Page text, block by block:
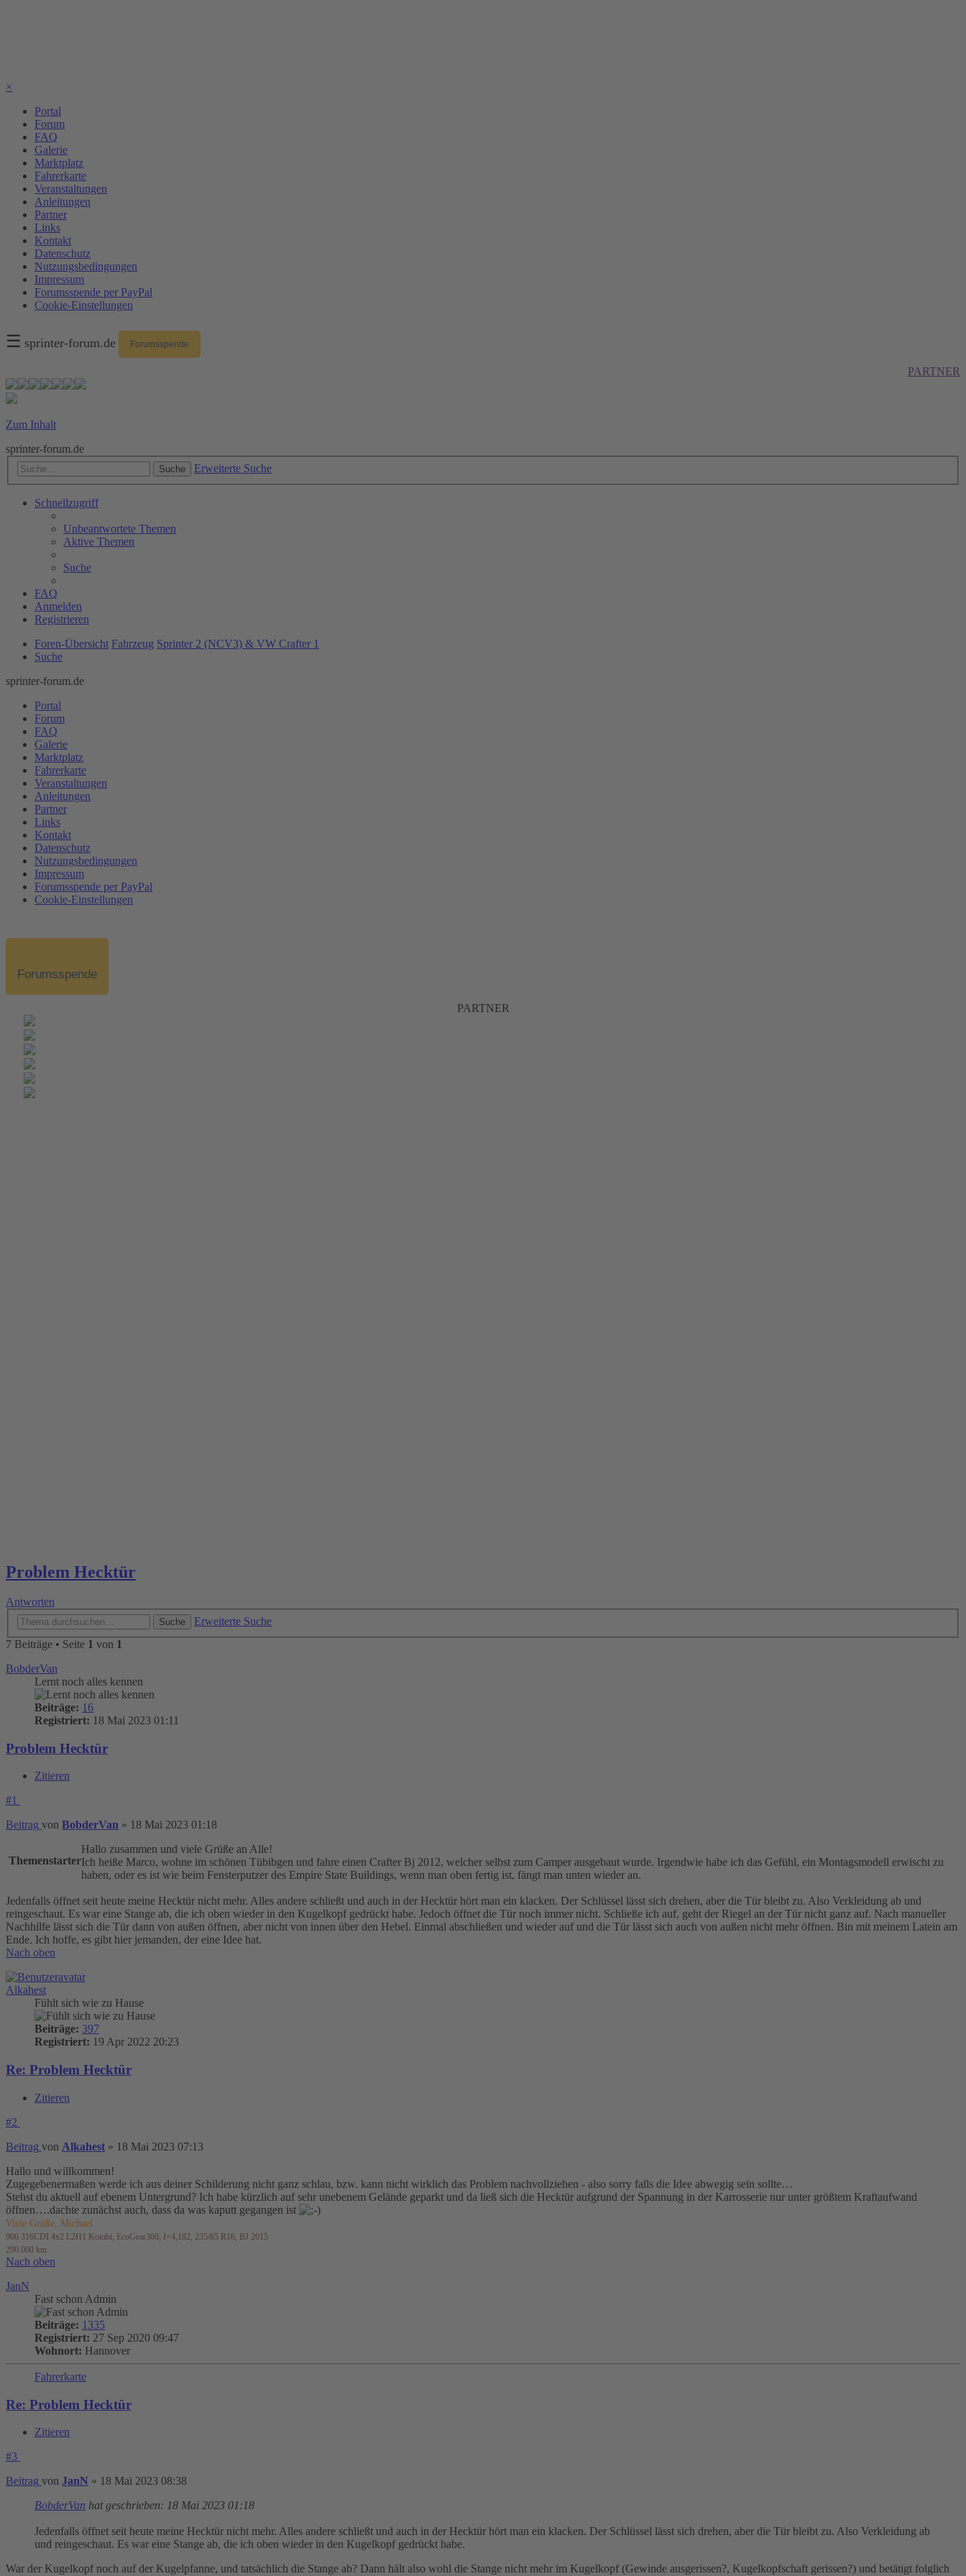
×
Portal
Forum
FAQ
Galerie
Marktplatz
Fahrerkarte
Veranstaltungen
Anleitungen
Partner
Links
Kontakt
Datenschutz
Nutzungsbedingungen
Impressum
Forumsspende per PayPal
Cookie-Einstellungen
☰ sprinter-forum.de Forumsspende
PARTNER
Zum Inhalt
sprinter-forum.de
Suche Erweiterte Suche
Schnellzugriff
Unbeantwortete Themen
Aktive Themen
Suche
FAQ
Anmelden
Registrieren
Foren-Übersicht Fahrzeug Sprinter 2 (NCV3) & VW Crafter 1
Suche
sprinter-forum.de
Portal
Forum
FAQ
Galerie
Marktplatz
Fahrerkarte
Veranstaltungen
Anleitungen
Partner
Links
Kontakt
Datenschutz
Nutzungsbedingungen
Impressum
Forumsspende per PayPal
Cookie-Einstellungen
Forumsspende
PARTNER
Problem Hecktür
Antworten
Suche
Erweiterte Suche
7 Beiträge • Seite 1 von 1
BobderVan
Lernt noch alles kennen
Beiträge: 16
Registriert: 18 Mai 2023 01:11
Problem Hecktür
Zitieren
#1
Beitrag von BobderVan » 18 Mai 2023 01:18
Themenstarter
Hallo zusammen und viele Grüße an Alle!
Ich heiße Marco, wohne im schönen Tübibgen und fahre einen Crafter Bj 2012, welcher selbst zum Camper ausgebaut wurde. Irgendwie habe ich das Gefühl, ein Montagsmodell erwischt zu
haben, oder es ist wie beim Fensterputzer des Empire State Buildings, wenn man oben fertig ist, fängt man unten wieder an.
Jedenfalls öffnet seit heute meine Hecktür nicht mehr. Alles andere schließt und auch in der Hecktür hört man ein klacken. Der Schlüssel lässt sich drehen, aber die Tür bleibt zu. Also Verkleidung ab und
reingeschaut. Es war eine Stange ab, die ich oben wieder in den Kugelkopf gedrückt habe. Jedoch öffnet die Tür noch immer nicht. Schließe ich auf, geht der Riegel an der Tür nicht ganz auf. Nach manueller
Nachhilfe lässt sich die Tür dann von außen öffnen, aber nicht von innen über den Hebel. Einmal abschließen und wieder auf und die Tür lässt sich auch von außen nicht mehr öffnen. Bin mit meinem Latein am
Ende. Ich hoffe, es gibt hier jemanden, der eine Idee hat.
Nach oben
Alkahest
Fühlt sich wie zu Hause
Beiträge: 397
Registriert: 19 Apr 2022 20:23
Re: Problem Hecktür
Zitieren
#2
Beitrag von Alkahest » 18 Mai 2023 07:13
Hallo und willkommen!
Zugegebenermaßen werde ich aus deiner Schilderung nicht ganz schlau, bzw. kann nicht wirklich das Problem nachvollziehen - also sorry falls die Idee abwegig sein sollte…
Stehst du aktuell auf ebenem Untergrund? Ich habe kürzlich auf sehr unebenem Gelände geparkt und da ließ sich die Hecktür aufgrund der Spannung in der Karrosserie nur unter größtem Kraftaufwand
öffnen….dachte zunächst auch, dass da was kaputt gegangen ist
Viele Grüße, Michael
906 316CDI 4x2 L2H1 Kombi, EcoGear360, I=4,182, 235/65 R16, BJ 2015
290.000 km
Nach oben
JanN
Fast schon Admin
Beiträge: 1335
Registriert: 27 Sep 2020 09:47
Wohnort: Hannover
Fahrerkarte
Re: Problem Hecktür
Zitieren
#3
Beitrag von JanN » 18 Mai 2023 08:38
BobderVan hat geschrieben: 18 Mai 2023 01:18
Jedenfalls öffnet seit heute meine Hecktür nicht mehr. Alles andere schließt und auch in der Hecktür hört man ein klacken. Der Schlüssel lässt sich drehen, aber die Tür bleibt zu. Also Verkleidung ab
und reingeschaut. Es war eine Stange ab, die ich oben wieder in den Kugelkopf gedrückt habe.
War der Kugelkopf noch auf der Kugelpfanne, und tatsächlich die Stange ab? Dann hält also wohl die Stange nicht mehr im Kugelkopf (Gewinde ausgerissen?, Kugelkopfschaft gerissen?) und betätigt folglich